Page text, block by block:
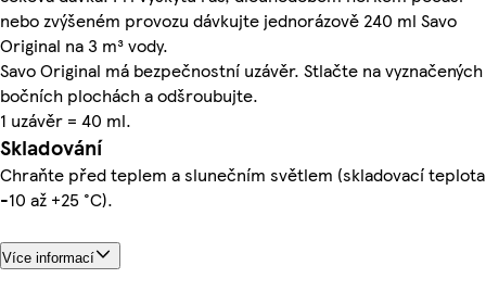
nebo zvýšeném provozu dávkujte jednorázově 240 ml Savo
Original na 3 m³ vody.
Savo Original má bezpečnostní uzávěr. Stlačte na vyznačených
bočních plochách a odšroubujte.
1 uzávěr = 40 ml.
Skladování
Chraňte před teplem a slunečním světlem (skladovací teplota
-10 až +25 °C).
Více informací